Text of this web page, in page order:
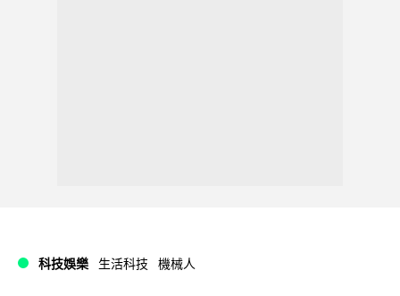
科技娛樂 生活科技 機械人